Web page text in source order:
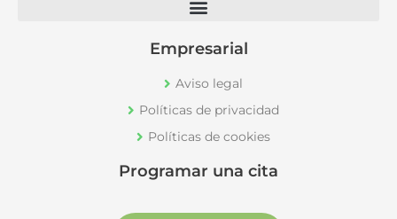
Empresarial
Aviso legal
Políticas de privacidad
Políticas de cookies
Programar una cita